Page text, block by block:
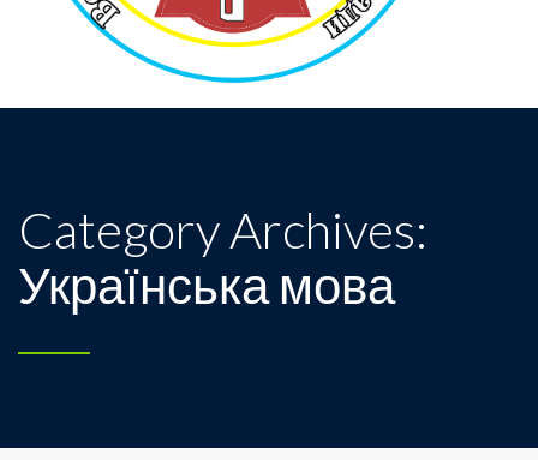
Category Archives:
Українська мова